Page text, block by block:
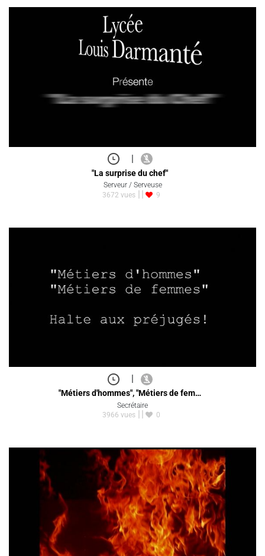
|
"La surprise du chef"
Serveur / Serveuse
3672 vues
9
|
"Métiers d'hommes", "Métiers de fem…
Secrétaire
3966 vues
0